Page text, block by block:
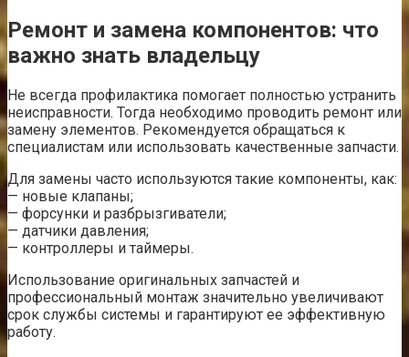
Ремонт и замена компонентов: что
важно знать владельцу
Не всегда профилактика помогает полностью устранить
неисправности. Тогда необходимо проводить ремонт или
замену элементов. Рекомендуется обращаться к
специалистам или использовать качественные запчасти.
Для замены часто используются такие компоненты, как:
— новые клапаны;
— форсунки и разбрызгиватели;
— датчики давления;
— контроллеры и таймеры.
Использование оригинальных запчастей и
профессиональный монтаж значительно увеличивают
срок службы системы и гарантируют ее эффективную
работу.